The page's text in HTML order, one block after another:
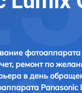
фотоаппарата
ремонт по
в день
Panasonic